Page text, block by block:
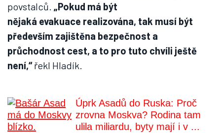
povstalců. „Pokud má být
nějaká evakuace realizována, tak musí být
především zajištěna bezpečnost a
průchodnost cest, a to pro tuto chvíli ještě
není,“řekl Hladík.
Úprk Asadů do Ruska: Proč
zrovna Moskva? Rodina tam
ulila miliardu, byty mají i v ...